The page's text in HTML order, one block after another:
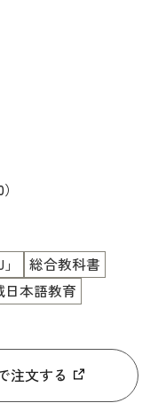
総合教科書
日本語教育
注文する